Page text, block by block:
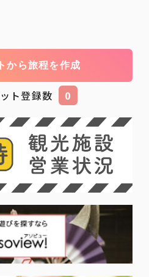
から旅程を作成
ト登録数 0